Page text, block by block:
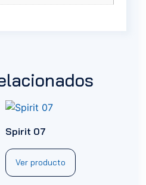
Spirit 07
Ver producto